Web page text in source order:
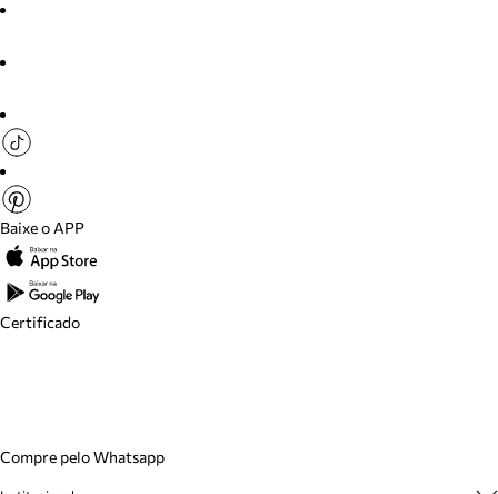
Baixe o APP
Certificado
Compre pelo Whatsapp